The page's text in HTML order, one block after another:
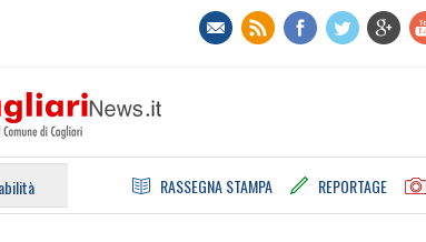
RASSEGNA STAMPA REPORTAGE